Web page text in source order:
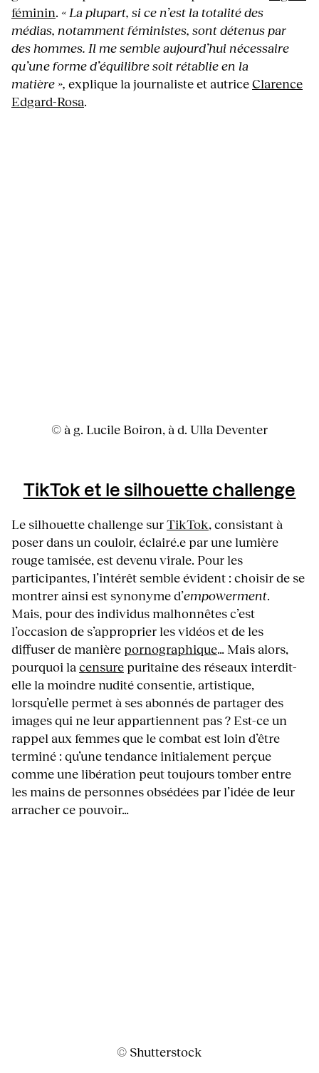
féminin. « La plupart, si ce n’est la totalité des
médias, notamment féministes, sont détenus par
des hommes. Il me semble aujourd’hui nécessaire
qu’une forme d’équilibre soit rétablie en la
matière », explique la journaliste et autriceClarence
Edgard-Rosa.
© à g. Lucile Boiron, à d. Ulla Deventer
TikTok et le silhouette challenge
Le silhouette challenge surTikTok, consistant à
poser dans un couloir, éclairé.e par une lumière
rouge tamisée, est devenu virale. Pour les
participantes, l’intérêt semble évident : choisir de se
montrer ainsi est synonyme d’empowerment.
Mais, pour des individus malhonnêtes c’est
l’occasion de s’approprier les vidéos et de les
diffuser de manièrepornographique… Mais alors,
pourquoi lacensurepuritaine des réseaux interdit-
elle la moindre nudité consentie, artistique,
lorsqu’elle permet à ses abonnés de partager des
images qui ne leur appartiennent pas ? Est-ce un
rappel aux femmes que le combat est loin d’être
terminé : qu’une tendance initialement perçue
comme une libération peut toujours tomber entre
les mains de personnes obsédées par l’idée de leur
arracher ce pouvoir…
© Shutterstock